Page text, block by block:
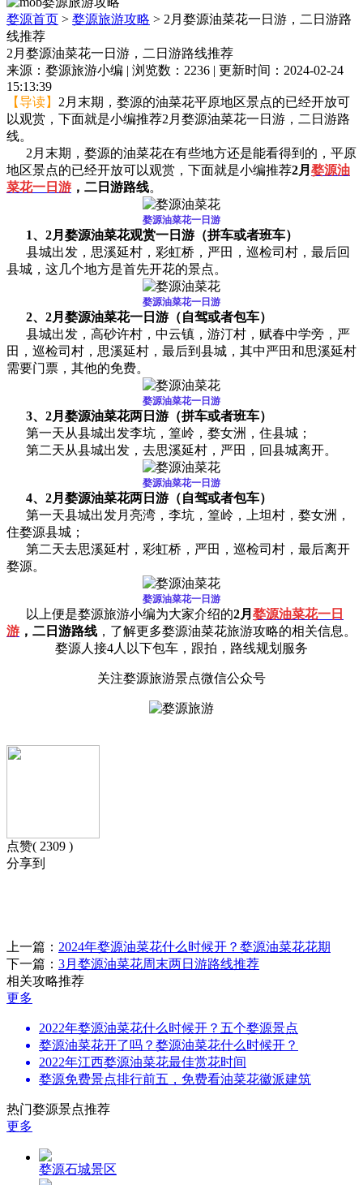
婺源首页 > 婺源旅游攻略 > 2月婺源油菜花一日游，二日游路
线推荐
2月婺源油菜花一日游，二日游路线推荐
来源：婺源旅游小编 | 浏览数：2236 | 更新时间：2024-02-24
15:13:39
【导读】 2月末期，婺源的油菜花平原地区景点的已经开放可
以观赏，下面就是小编推荐2月婺源油菜花一日游，二日游路
线。
2月末期，婺源的油菜花在有些地方还是能看得到的，平原
地区景点的已经开放可以观赏，下面就是小编推荐2月 婺源油
菜花一日游 ，二日游路线。
婺源油菜花一日游
1、2月婺源油菜花观赏一日游（拼车或者班车）
县城出发，思溪延村，彩虹桥，严田，巡检司村，最后回
县城，这几个地方是首先开花的景点。
婺源油菜花一日游
2、2月婺源油菜花一日游（自驾或者包车）
县城出发，高砂许村，中云镇，游汀村，赋春中学旁，严
田，巡检司村，思溪延村，最后到县城，其中严田和思溪延村
需要门票，其他的免费。
婺源油菜花一日游
3、2月婺源油菜花两日游（拼车或者班车）
第一天从县城出发李坑，篁岭，婺女洲，住县城；
第二天从县城出发，去思溪延村，严田，回县城离开。
婺源油菜花一日游
4、2月婺源油菜花两日游（自驾或者包车）
第一天县城出发月亮湾，李坑，篁岭，上坦村，婺女洲，
住婺源县城；
第二天去思溪延村，彩虹桥，严田，巡检司村，最后离开
婺源。
婺源油菜花一日游
以上便是婺源旅游小编为大家介绍的2月 婺源油菜花一日
游 ，二日游路线 ，了解更多婺源油菜花旅游攻略的相关信息。
婺源人接4人以下包车，跟拍，路线规划服务
关注婺源旅游景点微信公众号
点赞( 2309 )
分享到
上一篇： 2024年婺源油菜花什么时候开？婺源油菜花花期
下一篇： 3月婺源油菜花周末两日游路线推荐
相关攻略推荐
更多
2022年婺源油菜花什么时候开？五个婺源景点
婺源油菜花开了吗？婺源油菜花什么时候开？
2022年江西婺源油菜花最佳赏花时间
婺源免费景点排行前五，免费看油菜花徽派建筑
热门婺源景点推荐
更多
婺源石城景区